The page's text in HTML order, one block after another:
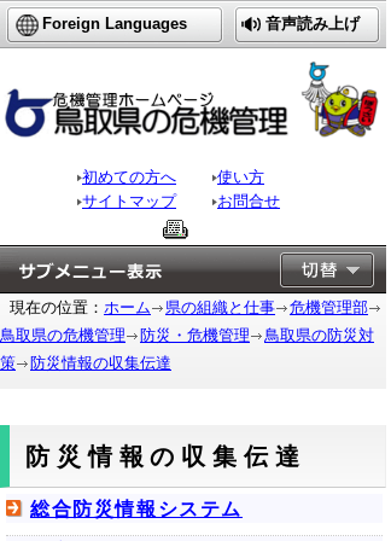
Foreign Languages 音声読み上げ
初めての方へ
使い方
サイトマップ
お問合せ
現在の位置： ホーム 県の組織と仕事
危機管理部
鳥取県の危機管理
防災・危機管理
鳥取県の防災対
策
防災情報の収集伝達
防災情報の収集伝達
総合防災情報システム